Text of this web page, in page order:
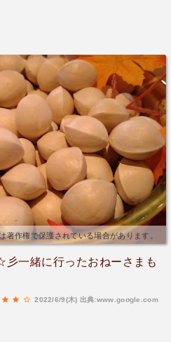
著作権で保護されている場合があります。
一緒に行ったおねーさまも
2022/6/9(木) 出典:www.google.com